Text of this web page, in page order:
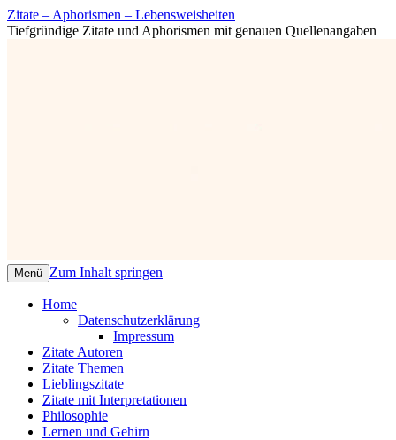
Zitate – Aphorismen – Lebensweisheiten
Tiefgründige Zitate und Aphorismen mit genauen Quellenangaben
Menü Zum Inhalt springen
Home
Datenschutzerklärung
Impressum
Zitate Autoren
Zitate Themen
Lieblingszitate
Zitate mit Interpretationen
Philosophie
Lernen und Gehirn